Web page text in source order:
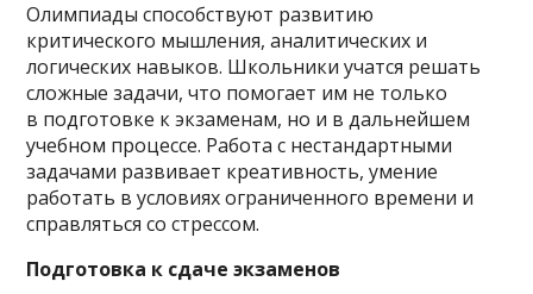
Олимпиады способствуют развитию
критического мышления, аналитических и
логических навыков. Школьники учатся решать
сложные задачи, что помогает им не только
в подготовке к экзаменам, но и в дальнейшем
учебном процессе. Работа с нестандартными
задачами развивает креативность, умение
работать в условиях ограниченного времени и
справляться со стрессом.
Подготовка к сдаче экзаменов